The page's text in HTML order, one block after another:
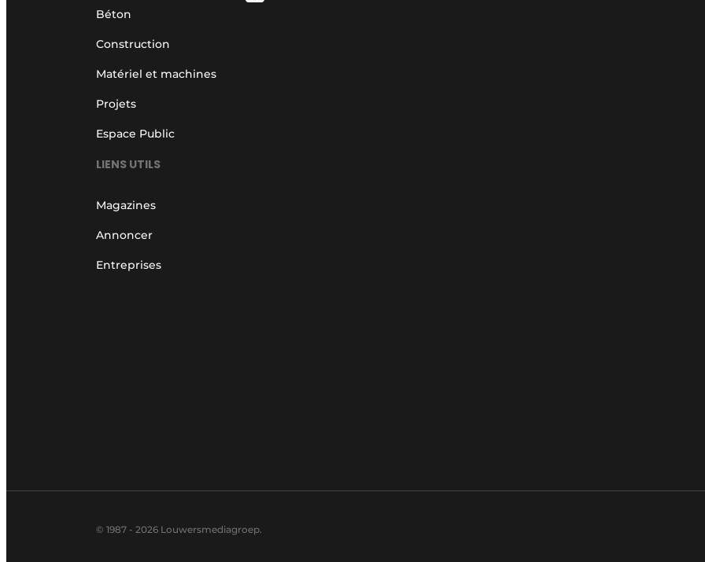
Béton
Construction
Matériel et machines
Projets
Espace Public
LIENS UTILS
Magazines
Annoncer
Entreprises
© 1987 - 2026 Louwersmediagroep.